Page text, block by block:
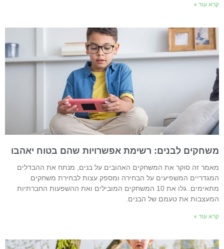
עוד »
לבנים: רשימת אפשרויות שהם בטוח יאהבו
זה סוקר את המשחקים האהובים על בנים, מנתח את ההבדלים
המשפיעים על הבחירה ומספק עצות לבחירת משחקים
מתאימים. גלו את 10 המשחקים המובילים ואת ההשפעות החברתיות
את טעמם של הבנים.
עוד »